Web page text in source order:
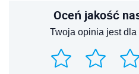
Oceń jakość
Twoja opinia jest